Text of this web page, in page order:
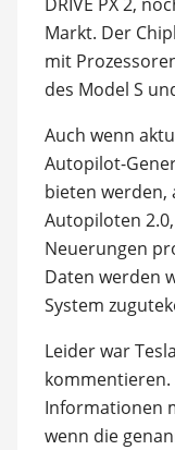
Markt. Der
mit
des Model S
Auch wenn
Autopilot-
bieten werden,
Autopiloten
Neuerungen
Daten werden
System
Leider war
Informationen
wenn die